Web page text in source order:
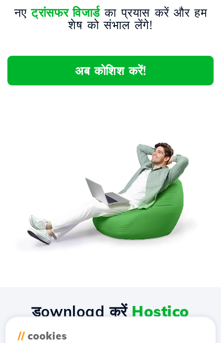
नएट्रांसफर विजार्डका प्रयास करें और हम
शेष को संभाल लेंगे!
अब कोशिश करें!
// cookies
डownload करें Hostico